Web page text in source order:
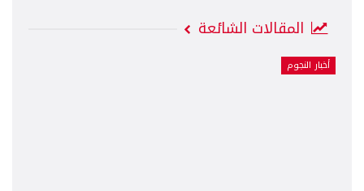
المقالات الشائعة
أخبار النجوم